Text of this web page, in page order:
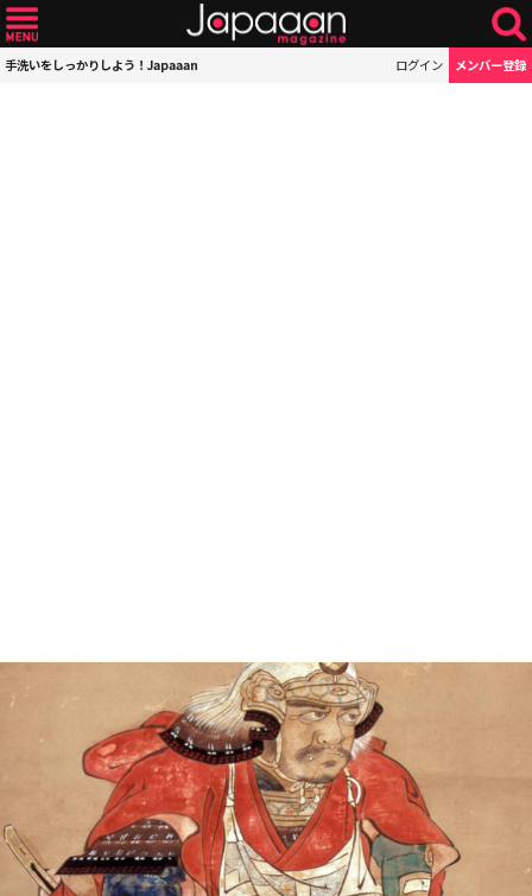
手洗いをしっかりしよう！Japaaan ログイン メンバー登録